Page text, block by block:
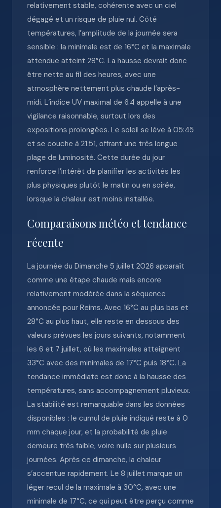
relativement stable, cohérente avec un ciel
dégagé et un risque de pluie nul. Côté
températures, l’amplitude de la journée sera
sensible : la minimale est de 16°C et la maximale
attendue atteint 28°C. La hausse devrait donc
être nette au fil des heures, avec une
atmosphère nettement plus chaude l’après-
midi. L’indice UV maximal de 6.4 appelle à une
vigilance raisonnable, surtout lors des
expositions prolongées. Le soleil se lève à 05:45
et se couche à 21:51, offrant une très longue
plage de luminosité. Cette durée du jour
renforce l’intérêt de planifier les activités les
plus physiques plutôt le matin ou en soirée,
lorsque la chaleur est moins installée.
Comparaisons météo et tendance
récente
La journée du Dimanche 5 juillet 2026 apparaît
comme une étape chaude mais encore
relativement modérée dans la séquence
annoncée pour Reims. Avec 16°C au plus bas et
28°C au plus haut, elle reste en dessous des
valeurs prévues les jours suivants, notamment
les 6 et 7 juillet, où les maximales atteignent
33°C avec des minimales de 17°C puis 18°C. La
tendance immédiate est donc à la hausse des
températures, sans accompagnement pluvieux.
La stabilité est remarquable dans les données
disponibles : le cumul de pluie indiqué reste à 0
mm chaque jour, et la probabilité de pluie
demeure très faible, voire nulle sur plusieurs
journées. Après ce dimanche, la chaleur
s’accentue rapidement. Le 8 juillet marque un
léger recul de la maximale à 30°C, avec une
minimale de 17°C, ce qui peut être perçu comme